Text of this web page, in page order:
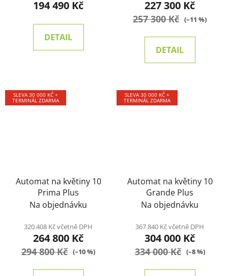
194 490 Kč
DETAIL
227 300 Kč
257 300 Kč (–11 %)
DETAIL
SLEVA 30 000 KČ +
TERMINÁL ZDARMA
Automat na květiny 10
Prima Plus
Na objednávku
320 408 Kč včetně DPH
264 800 Kč
294 800 Kč (–10 %)
SLEVA 30 000 KČ +
TERMINÁL ZDARMA
Automat na květiny 10
Grande Plus
Na objednávku
367 840 Kč včetně DPH
304 000 Kč
334 000 Kč (–8 %)